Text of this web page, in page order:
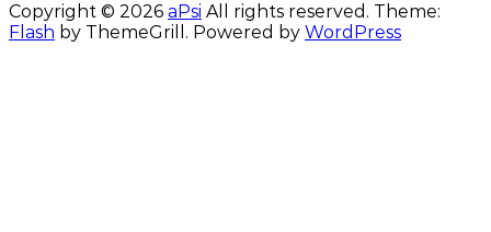
Copyright © 2026 aPsi All rights reserved. Theme:
Flash by ThemeGrill. Powered by WordPress